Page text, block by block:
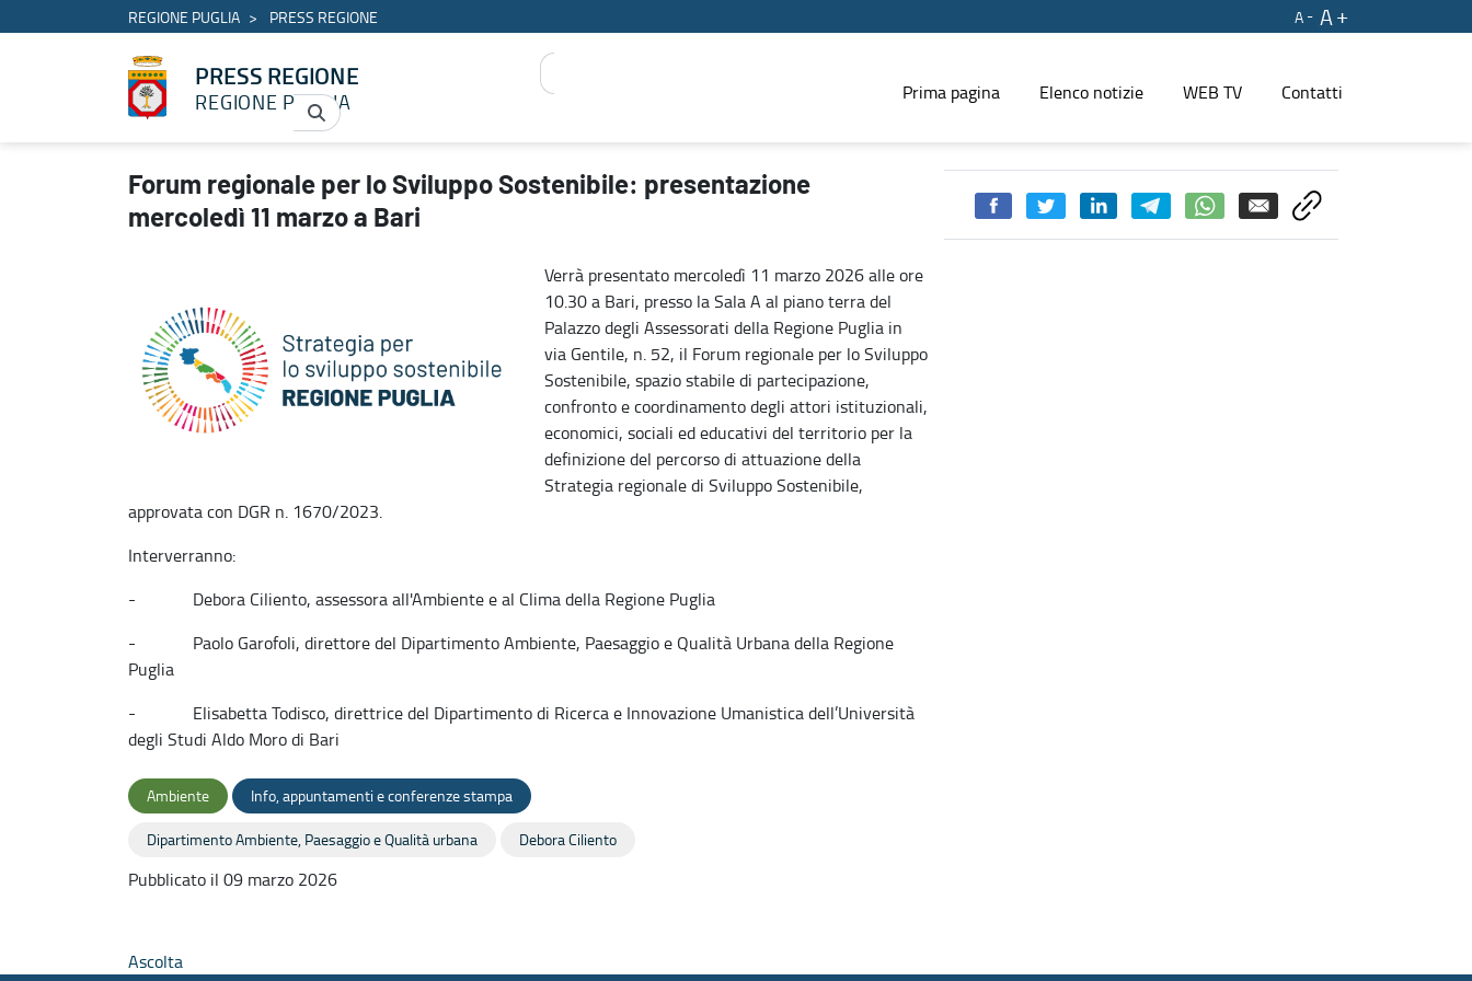
REGIONE PUGLIA PRESS REGIONE A
A
PRESS REGIONE
REGIONE PUGLIA Prima pagina Elenco notizie WEB TV Contatti
Forum regionale per lo Sviluppo Sostenibile: presentazione mercoledì 11 marzo a Bari - PRESS REGIONE
Forum regionale per lo Sviluppo Sostenibile: presentazione
mercoledì 11 marzo a Bari
Verrà presentato mercoledì 11 marzo 2026 alle ore
10.30 a Bari, presso la Sala A al piano terra del
Palazzo degli Assessorati della Regione Puglia in
via Gentile, n. 52, il Forum regionale per lo Sviluppo
Sostenibile, spazio stabile di partecipazione,
confronto e coordinamento degli attori istituzionali,
economici, sociali ed educativi del territorio per la
definizione del percorso di attuazione della
Strategia regionale di Sviluppo Sostenibile,
approvata con DGR n. 1670/2023.
Interverranno:
- Debora Ciliento, assessora all'Ambiente e al Clima della Regione Puglia
- Paolo Garofoli, direttore del Dipartimento Ambiente, Paesaggio e Qualità Urbana della Regione
Puglia
- Elisabetta Todisco, direttrice del Dipartimento di Ricerca e Innovazione Umanistica dell’Università
degli Studi Aldo Moro di Bari
Ambiente Info, appuntamenti e conferenze stampa
Dipartimento Ambiente, Paesaggio e Qualità urbana Debora Ciliento
Pubblicato il 09 marzo 2026
Ascolta